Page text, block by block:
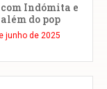
Indómita e
do pop
junho de 2025